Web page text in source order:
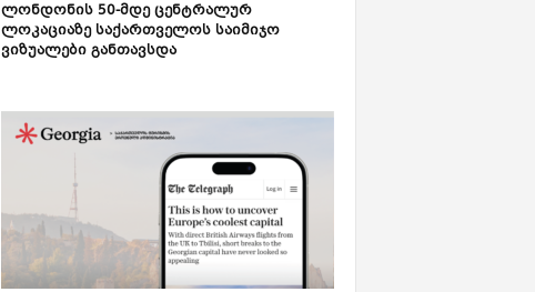
ლონდონის 50-მდე ცენტრალურ
ლოკაციაზე საქართველოს საიმიჯო
ვიზუალები განთავსდა